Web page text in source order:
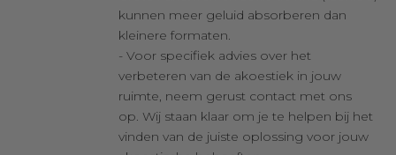
kunnen meer geluid absorberen dan
kleinere formaten.
- Voor specifiek advies over het
verbeteren van de akoestiek in jouw
ruimte, neem gerust contact met ons
op. Wij staan klaar om je te helpen bij het
vinden van de juiste oplossing voor jouw